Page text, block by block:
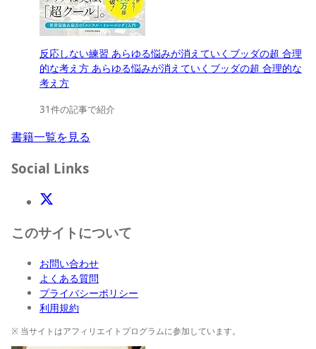
反応しない練習 あらゆる悩みが消えていくブッダの超 合理
的な考え方 あらゆる悩みが消えていくブッダの超 合理的な
考え方
31件の記事で紹介
書籍一覧を見る
Social Links
X(Twitter)
このサイトについて
お問い合わせ
よくある質問
プライバシーポリシー
利用規約
※ 当サイトはアフィリエイトプログラムに参加しています。